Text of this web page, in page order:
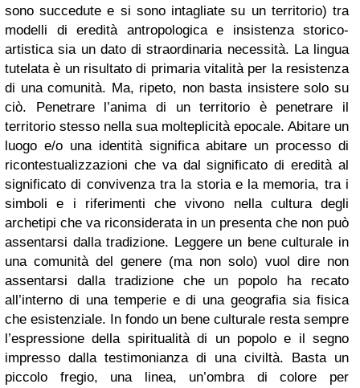
sono succedute e si sono intagliate su un territorio) tra
modelli di eredità antropologica e insistenza storico-
artistica sia un dato di straordinaria necessità. La lingua
tutelata è un risultato di primaria vitalità per la resistenza
di una comunità. Ma, ripeto, non basta insistere solo su
ciò. Penetrare l’anima di un territorio è penetrare il
territorio stesso nella sua molteplicità epocale. Abitare un
luogo e/o una identità significa abitare un processo di
ricontestualizzazioni che va dal significato di eredità al
significato di convivenza tra la storia e la memoria, tra i
simboli e i riferimenti che vivono nella cultura degli
archetipi che va riconsiderata in un presenta che non può
assentarsi dalla tradizione. Leggere un bene culturale in
una comunità del genere (ma non solo) vuol dire non
assentarsi dalla tradizione che un popolo ha recato
all’interno di una temperie e di una geografia sia fisica
che esistenziale. In fondo un bene culturale resta sempre
l’espressione della spiritualità di un popolo e il segno
impresso dalla testimonianza di una civiltà. Basta un
piccolo fregio, una linea, un’ombra di colore per